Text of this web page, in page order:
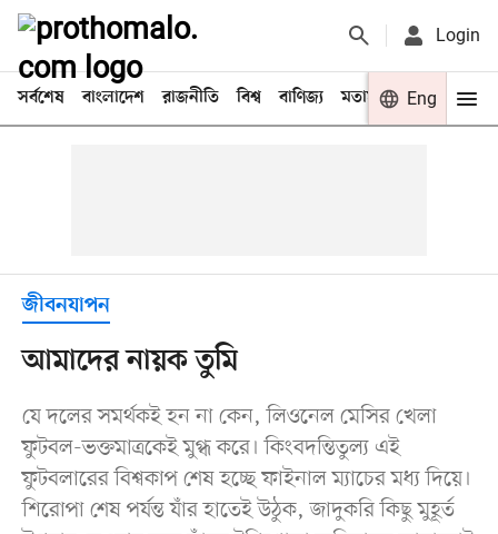
Login
সর্বশেষ বাংলাদেশ রাজনীতি বিশ্ব বাণিজ্য মতামত খেলা
Eng
জীবনযাপন
আমাদের নায়ক তুমি
যে দলের সমর্থকই হন না কেন, লিওনেল মেসির খেলা
ফুটবল-ভক্তমাত্রকেই মুগ্ধ করে। কিংবদন্তিতুল্য এই
ফুটবলারের বিশ্বকাপ শেষ হচ্ছে ফাইনাল ম্যাচের মধ্য দিয়ে।
শিরোপা শেষ পর্যন্ত যাঁর হাতেই উঠুক, জাদুকরি কিছু মুহূর্ত